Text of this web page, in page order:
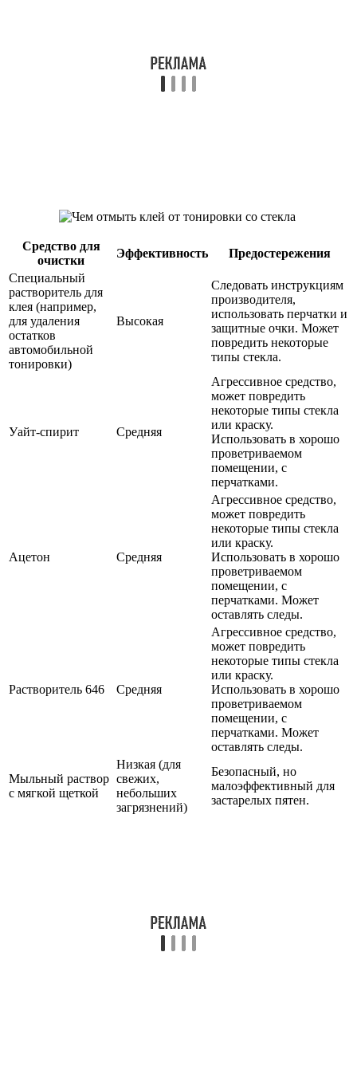
Средство для
очистки
Эффективность
Предостережения
Специальный
растворитель для
клея (например,
для удаления
остатков
автомобильной
тонировки)
Высокая
Следовать инструкциям
производителя,
использовать перчатки и
защитные очки. Может
повредить некоторые
типы стекла.
Уайт-спирит Средняя
Агрессивное средство,
может повредить
некоторые типы стекла
или краску.
Использовать в хорошо
проветриваемом
помещении, с
перчатками.
Ацетон Средняя
Агрессивное средство,
может повредить
некоторые типы стекла
или краску.
Использовать в хорошо
проветриваемом
помещении, с
перчатками. Может
оставлять следы.
Растворитель 646 Средняя
Агрессивное средство,
может повредить
некоторые типы стекла
или краску.
Использовать в хорошо
проветриваемом
помещении, с
перчатками. Может
оставлять следы.
Мыльный раствор
с мягкой щеткой
Низкая (для
свежих,
небольших
загрязнений)
Безопасный, но
малоэффективный для
застарелых пятен.